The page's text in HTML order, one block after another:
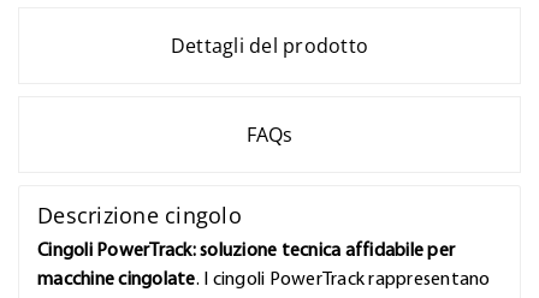
Dettagli del prodotto
FAQs
Descrizione cingolo
Cingoli PowerTrack: soluzione tecnica affidabile per
macchine cingolate. I cingoli PowerTrack rappresentano